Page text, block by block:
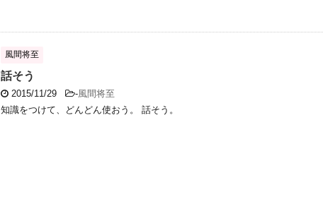
風間将至
話そう
2015/11/29 -風間将至
知識をつけて、どんどん使おう。 話そう。